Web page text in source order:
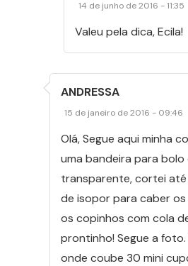
14 de junho de 2016 - 11:35
Valeu pela dica, Ecila!
ANDRESSA
15 de janeiro de 2016 - 09:46
Olá, Segue aqui minha
uma bandeira para
transparente, cortei
de isopor para caber os
os copinhos com cola
prontinho! Segue a
onde coube 30 mini